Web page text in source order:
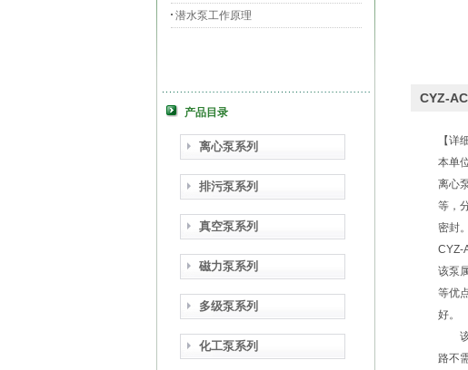
潜水泵工作原理
产品目录
离心泵系列
排污泵系列
真空泵系列
磁力泵系列
多级泵系列
化工泵系列
CYZ-
【详
本单
离心
等，
密封。
CYZ-
该泵
等优
好。
该
路不